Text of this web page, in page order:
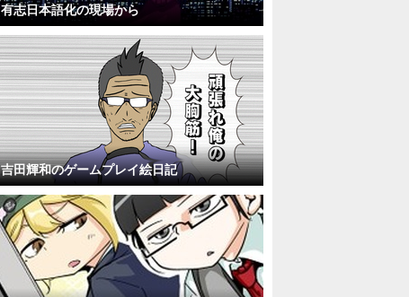
有志日本語化の現場から
吉田輝和のゲームプレイ絵日記